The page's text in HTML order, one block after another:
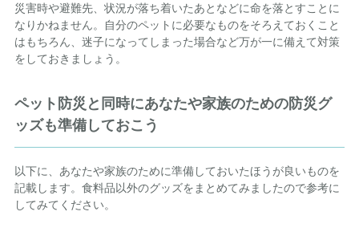
災害時や避難先、状況が落ち着いたあとなどに命を落とすことに
なりかねません。自分のペットに必要なものをそろえておくこと
はもちろん、迷子になってしまった場合など万が一に備えて対策
をしておきましょう。
ペット防災と同時にあなたや家族のための防災グ
ッズも準備しておこう
以下に、あなたや家族のために準備しておいたほうが良いものを
記載します。食料品以外のグッズをまとめてみましたので参考に
してみてください。